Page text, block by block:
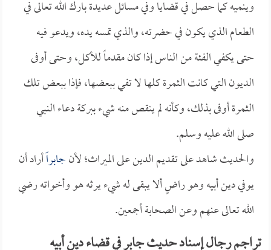
وينميه كما حصل في قضايا وفي مسائل عديدة بارك الله تعالى في
الطعام الذي يكون في حضرته، والذي تمسه يده، ويدعو فيه
حتى يكفي الفئة من الناس إذا كان مقدماً للأكل، وحتى أوفى
الديون التي كانت الثمرة كلها لا تفي ببعضها، فإذا ببعض تلك
الثمرة أوفى بذلك، وكأنه لم ينقص منه شيء ببركة دعاء النبي
صلى الله عليه وسلم.
والحديث شاهد على تقديم الدين على الميراث؛ لأنجابراًأراد أن
يوفي دين أبيه وهو راضٍ ألا يبقى له شيء يرثه هو وأخواته رضي
الله تعالى عنهم وعن الصحابة أجمعين.
تراجم رجال إسناد حديث جابر في قضاء دين أبيه